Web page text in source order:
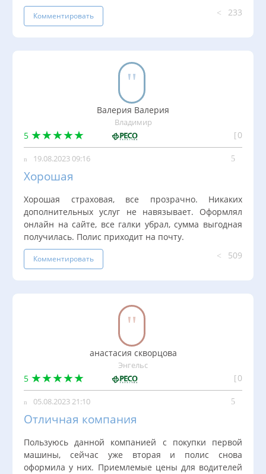
Комментировать 233
Валерия Валерия
Владимир
5 0
19.08.2023 09:16
Хорошая
Хорошая страховая, все прозрачно. Никаких
дополнительных услуг не навязывает. Оформлял
онлайн на сайте, все галки убрал, сумма выгодная
получилась. Полис приходит на почту.
Комментировать 509
анастасия скворцова
Энгельс
5 0
05.08.2023 21:10
Отличная компания
Пользуюсь данной компанией с покупки первой
машины, сейчас уже вторая и полис снова
оформила у них. Приемлемые цены для водителей